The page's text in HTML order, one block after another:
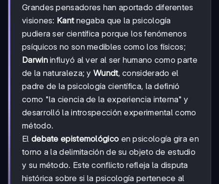
Grandes pensadores han aportado diferentes
visiones: Kantnegaba que la psicología
pudiera ser científica porque los fenómenos
psíquicos no son medibles como los físicos;
Darwininfluyó al ver al ser humano como parte
de la naturaleza; yWundt, considerado el
padre de la psicología científica, la definió
como "la ciencia de la experiencia interna" y
desarrolló la introspección experimental como
método.
El debate epistemológico en psicología gira en
torno a la delimitación de su objeto de estudio
y su método. Este conflicto refleja la disputa
histórica sobre si la psicología pertenece al